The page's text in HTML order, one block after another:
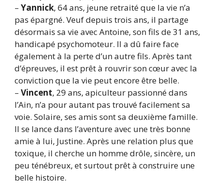
– Yannick, 64 ans, jeune retraité que la vie n’a
pas épargné. Veuf depuis trois ans, il partage
désormais sa vie avec Antoine, son fils de 31 ans,
handicapé psychomoteur. Il a dû faire face
également à la perte d’un autre fils. Après tant
d’épreuves, il est prêt à rouvrir son cœur avec la
conviction que la vie peut encore être belle.
– Vincent, 29 ans, apiculteur passionné dans
l’Ain, n’a pour autant pas trouvé facilement sa
voie. Solaire, ses amis sont sa deuxième famille.
Il se lance dans l’aventure avec une très bonne
amie à lui, Justine. Après une relation plus que
toxique, il cherche un homme drôle, sincère, un
peu ténébreux, et surtout prêt à construire une
belle histoire.